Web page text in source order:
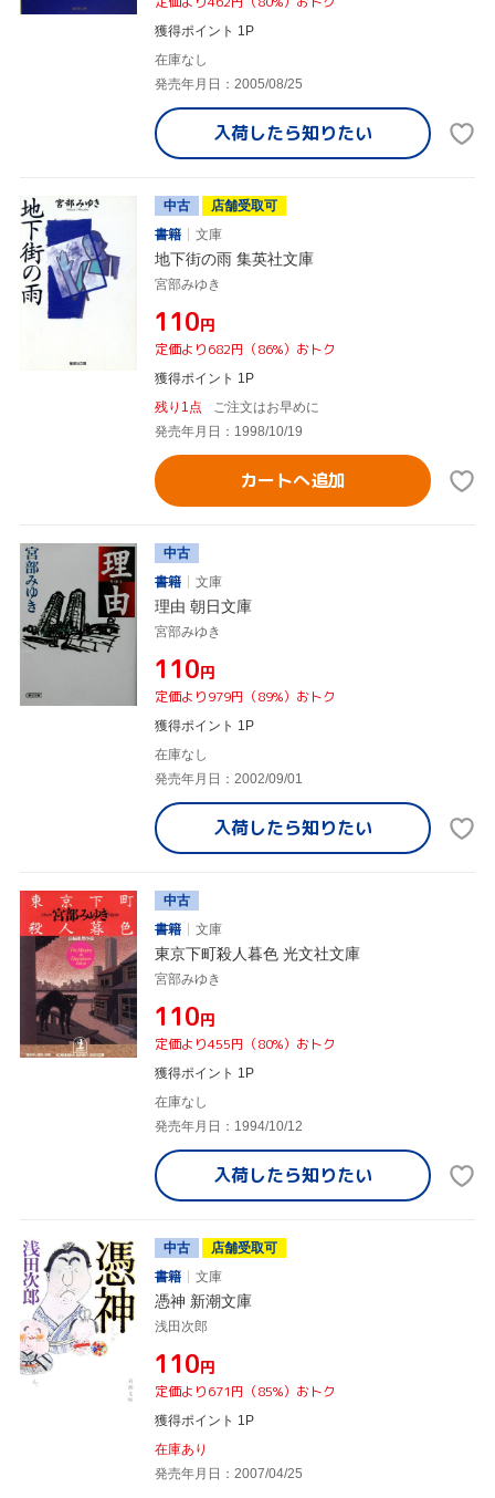
獲得ポイント 1P
在庫なし
発売年月日：2005/08/25
入荷したら知りたい
中古
店舗受取可
書籍
文庫
地下街の雨 集英社文庫
宮部みゆき
¥110円
定価より682円（86%）おトク
獲得ポイント 1P
残り1点
ご注文はお早めに
発売年月日：1998/10/19
カートへ追加
中古
書籍
文庫
理由 朝日文庫
宮部みゆき
¥110円
定価より979円（89%）おトク
獲得ポイント 1P
在庫なし
発売年月日：2002/09/01
入荷したら知りたい
中古
書籍
文庫
東京下町殺人暮色 光文社文庫
宮部みゆき
¥110円
定価より455円（80%）おトク
獲得ポイント 1P
在庫なし
発売年月日：1994/10/12
入荷したら知りたい
中古
店舗受取可
書籍
文庫
憑神 新潮文庫
浅田次郎
¥110円
定価より671円（85%）おトク
獲得ポイント 1P
在庫あり
発売年月日：2007/04/25